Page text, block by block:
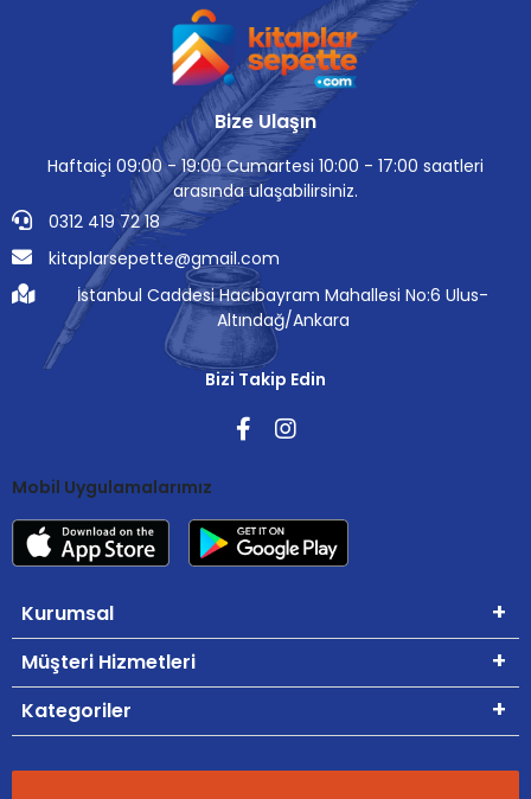
Bize Ulaşın
Haftaiçi 09:00 - 19:00 Cumartesi 10:00 - 17:00 saatleri
arasında ulaşabilirsiniz.
0312 419 72 18
kitaplarsepette@gmail.com
İstanbul Caddesi Hacıbayram Mahallesi No:6 Ulus-
Altındağ/Ankara
Bizi Takip Edin
Mobil Uygulamalarımız
Kurumsal
Müşteri Hizmetleri
Kategoriler